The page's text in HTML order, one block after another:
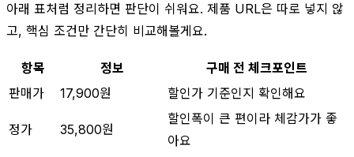
아래 표처럼 정리하면 판단이 쉬워요. 제품 URL은 따로 넣지 않
고, 핵심 조건만 간단히 비교해볼게요.
항목 정보
구매 전 체크포인트
판매가
17,900원 할인가 기준인지 확인해요
정가 35,800원
할인폭이 큰 편이라 체감가가 좋
아요